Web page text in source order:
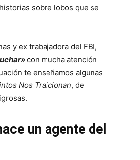
sobre lobos que se
y ex trabajadora del FBI,
con mucha atención
te enseñamos algunas
Nos Traicionan, de
un agente del